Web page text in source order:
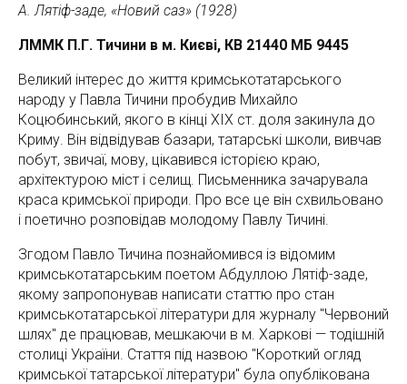
А. Лятіф-заде, «Новий саз» (1928)
ЛММК П.Г. Тичини в м. Києві, КВ 21440 МБ 9445
Великий інтерес до життя кримськотатарського
народу у Павла Тичини пробудив Михайло
Коцюбинський, якого в кінці ХІХ ст. доля закинула до
Криму. Він відвідував базари, татарські школи, вивчав
побут, звичаї, мову, цікавився історією краю,
архітектурою міст і селищ. Письменника зачарувала
краса кримської природи. Про все це він схвильовано
і поетично розповідав молодому Павлу Тичині.
Згодом Павло Тичина познайомився із відомим
кримськотатарським поетом Абдуллою Лятіф-заде,
якому запропонував написати статтю про стан
кримськотатарської літератури для журналу "Червоний
шлях" де працював, мешкаючи в м. Харкові — тодішній
столиці України. Стаття під назвою "Короткий огляд
кримської татарської літератури" була опублікована